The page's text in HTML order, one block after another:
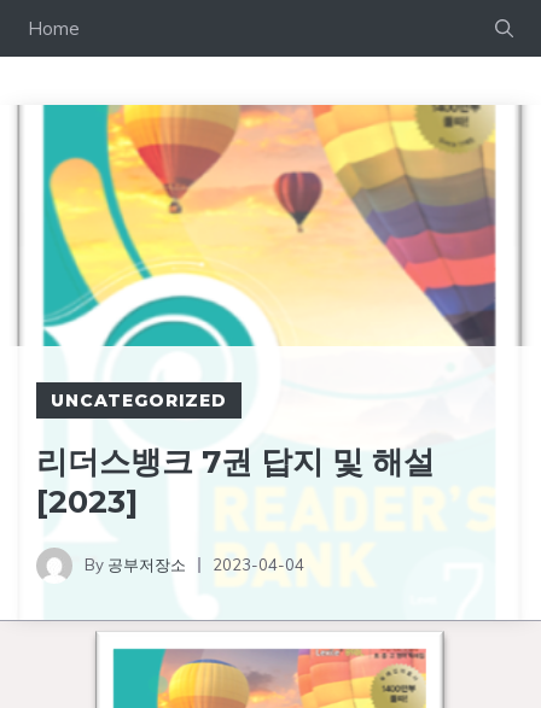
Home
UNCATEGORIZED
리더스뱅크 7권 답지 및 해설
[2023]
By 공부저장소 2023-04-04